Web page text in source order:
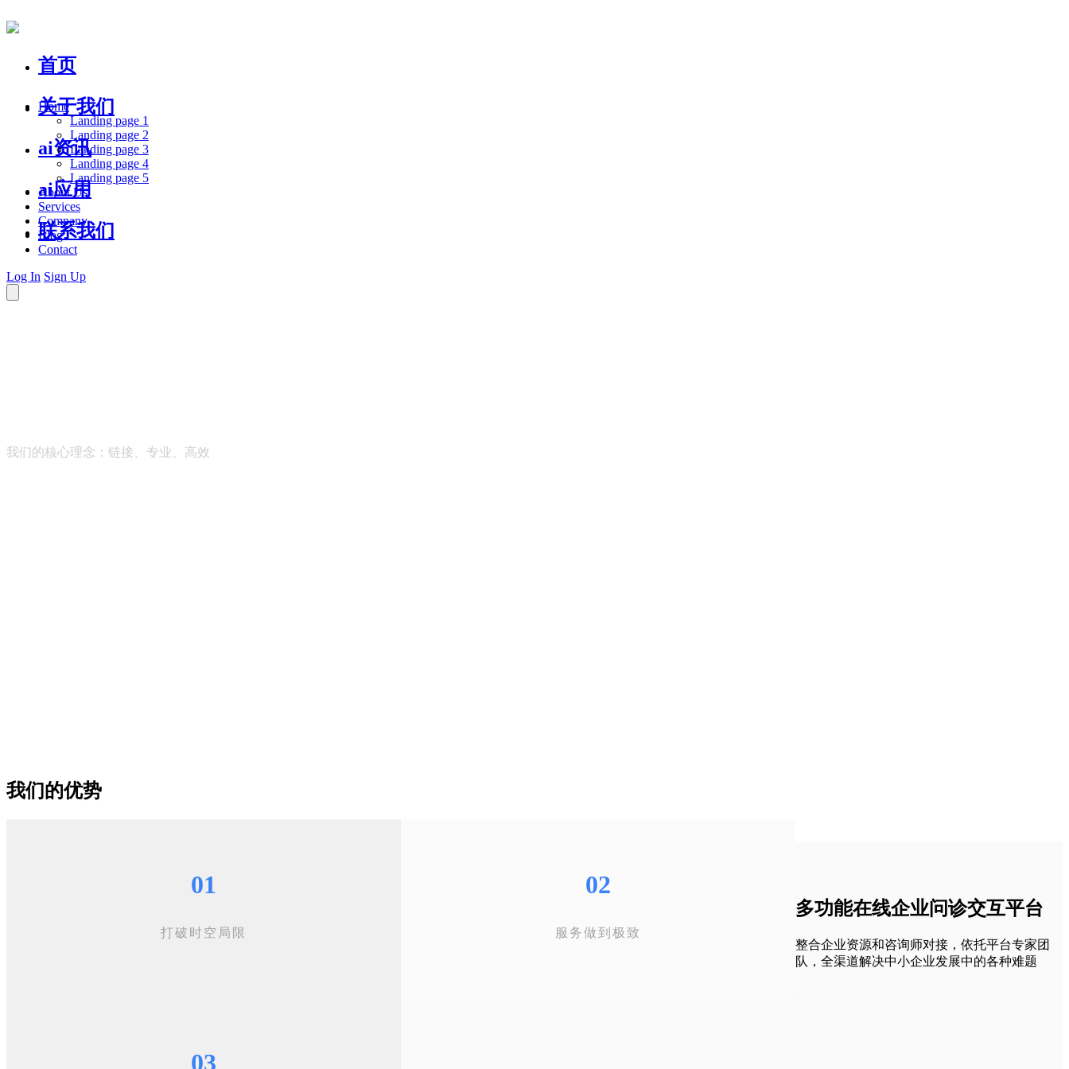
首页
关于我们
ai资讯
ai应用
联系我们
Home
Landing page 1
Landing page 2
Landing page 3
Landing page 4
Landing page 5
About Us
Services
Company
Blog
Contact
Log In Sign Up
我们的核心理念： 链接、专业、高效
我们的优势
01
打破时空局限
02
服务做到极致
03
多功能在线企业问诊交互平台
整合企业资源和咨询师对接，依托平台专家团
队，全渠道解决中小企业发展中的各种难题